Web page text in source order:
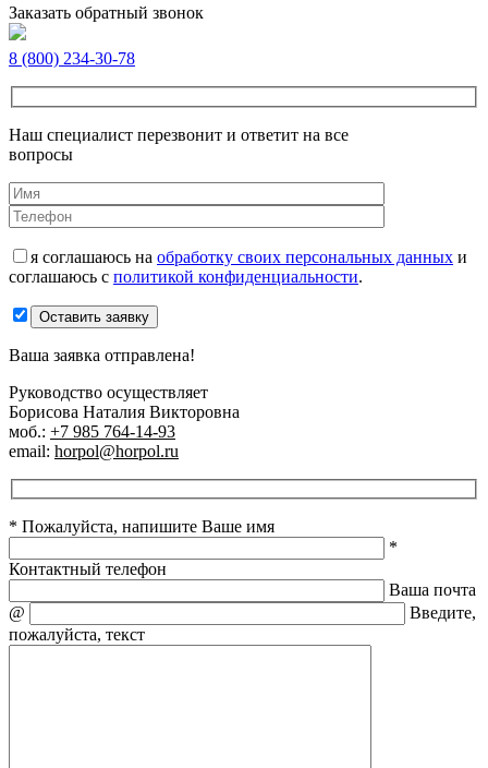
Заказать обратный звонок
8 (800) 234-30-78
Наш специалист перезвонит и ответит на все
вопросы
я соглашаюсь на обработку своих персональных данных и
соглашаюсь с политикой конфиденциальности.
Оставить заявку
Ваша заявка отправлена!
Руководство осуществляет
Борисова Наталия Викторовна
моб.: +7 985 764-14-93
email: horpol@horpol.ru
* Пожалуйста, напишите Ваше имя
*
Контактный телефон
Ваша почта
@
Введите,
пожалуйста, текст